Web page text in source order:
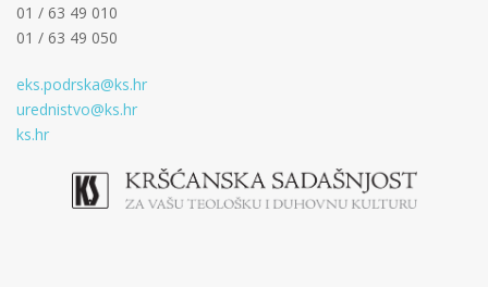
01 / 63 49 010
01 / 63 49 050
eks.podrska@ks.hr
urednistvo@ks.hr
ks.hr